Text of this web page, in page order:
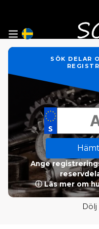
SÖK DELAR
Ange
ⓘ Läs mer om